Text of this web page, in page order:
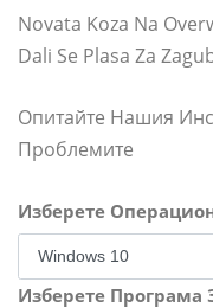
Novata Koza Na
Dali Se Plasa Za
Опитайте Нашия
Проблемите
Изберете
Изберете